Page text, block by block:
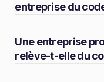
entreprise du
Une entreprise
relève-t-elle du